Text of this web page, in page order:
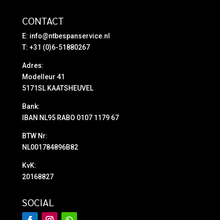
CONTACT
E: info@ntbespanservice.nl
T: +31 (0)6-51880267
Adres:
Modelleur 41
5171SL KAATSHEUVEL
Bank:
IBAN NL95 RABO 0107 1179 67
BTW Nr:
NL001784896B82
KvK:
20168827
SOCIAL